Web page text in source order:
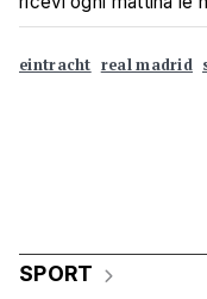
eintracht real madrid
SPORT